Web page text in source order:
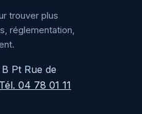
trouver plus
réglementation,
Pt Rue de
Tél. 04 78 01 11